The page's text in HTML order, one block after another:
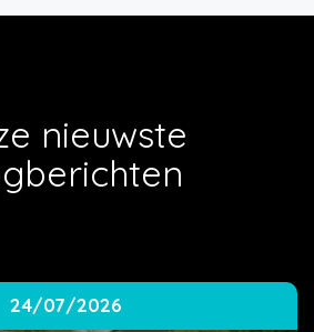
nieuwste
24/07/2026